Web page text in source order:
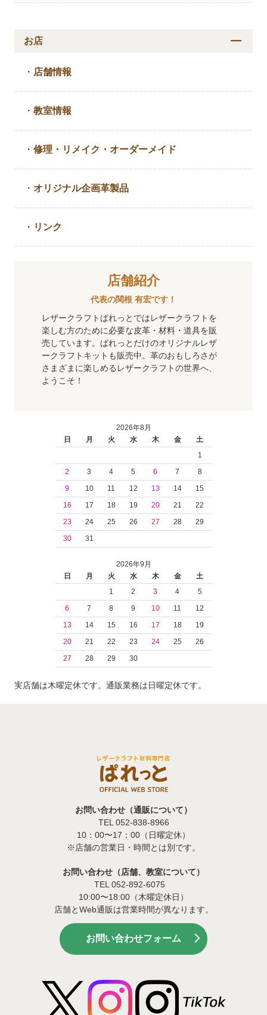
お店
・ 店舗情報
・教室情報
・修理・リメイク・ オーダーメイド
・ オリジナル企画革製品
・ リンク
店舗紹介
代表の関根 有宏です！
レザークラフトぱれっとではレザークラフトを
楽しむ方のために必要な皮革・材料・道具を販
売しています。ぱれっとだけのオリジナルレザ
ークラフトキットも販売中。革のおもしろさが
さまざまに楽しめるレザークラフトの世界へ、
ようこそ！
2026年8月
日
月 火 水 木 金
土
1
2
3 4 5 6 7
8
9
10 11 12 13 14
15
16
17 18 19 20 21
22
23
24 25 26 27 28
29
30
31
2026年9月
日
月 火 水 木 金
土
1
2 3 4
5
6
7 8 9 10 11
12
13
14 15 16 17 18
19
20
21 22 23 24 25
26
27
28 29 30
実店舗は木曜定休です。通販業務は日曜定休です。
お問い合わせ（通販について）
TEL 052-838-8966
10：00〜17：00（日曜定休）
※店舗の営業日・時間とは別です。
お問い合わせ（店舗、教室について）
TEL 052-892-6075
10:00〜18:00（木曜定休日）
店舗とWeb通販は営業時間が異なります。
お問い合わせフォーム